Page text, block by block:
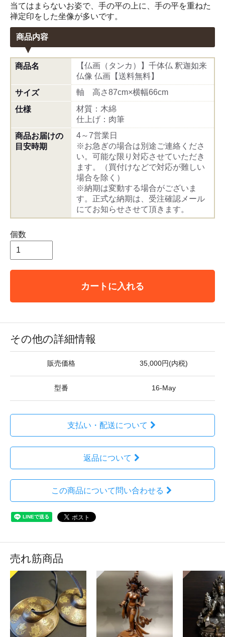
当てはまらないお姿で、手の平の上に、手の平を重ねた
禅定印をした坐像が多いです。
商品内容
商品名
【仏画（タンカ）】千体仏 釈迦如来
仏像 仏画【送料無料】
サイズ
軸 高さ87cm×横幅66cm
仕様
材質：木綿
仕上げ：肉筆
商品お届けの
目安時期
4～7営業日
※お急ぎの場合は別途ご連絡くださ
い。可能な限り対応させていただき
ます。（買付けなどで対応が難しい
場合を除く）
※納期は変動する場合がございま
す。正式な納期は、受注確認メール
にてお知らせさせて頂きます。
個数
カートに入れる
その他の詳細情報
販売価格 35,000円(内税)
型番 16-May
支払い・配送について
返品について
この商品について問い合わせる
売れ筋商品